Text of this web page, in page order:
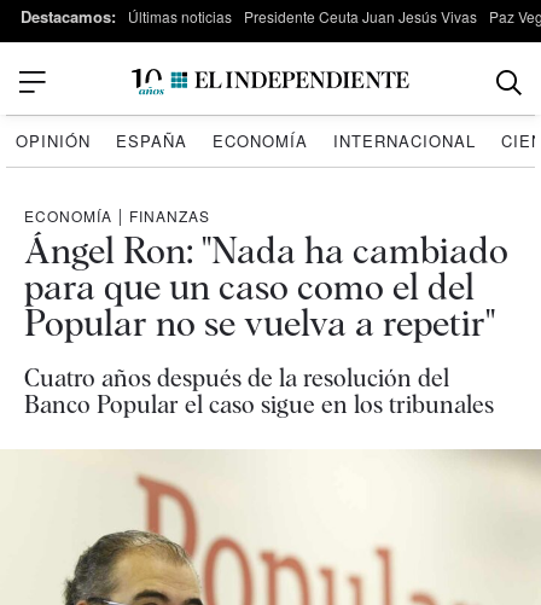
Destacamos: Últimas noticias Presidente Ceuta Juan Jesús Vivas Paz
OPINIÓN ESPAÑA ECONOMÍA INTERNACIONAL
ECONOMÍA | FINANZAS
Ángel Ron: "Nada ha cambiado
para que un caso como el del
Popular no se vuelva a repetir"
Cuatro años después de la resolución del
Banco Popular el caso sigue en los tribunales